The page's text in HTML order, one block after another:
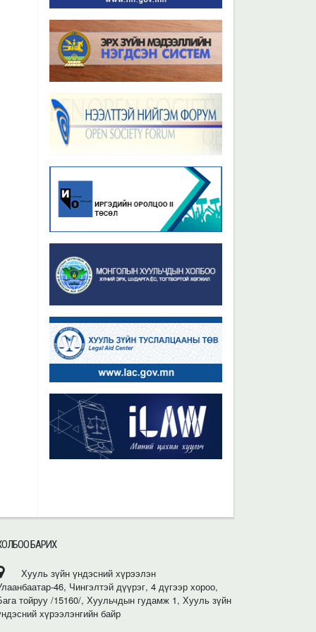
Бүх мэдээ
БАРИХ
Хууль зүйн үндэсний хүрээлэн
46, Чингэлтэй дүүрэг, 4 дүгээр хороо,
тойруу /15160/, Хуульчдын гудамж 1, Хууль зүйн
хүрээлэнгийн байр